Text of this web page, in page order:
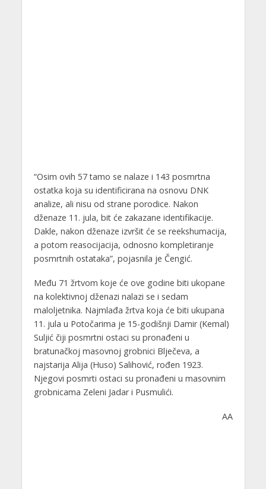
“Osim ovih 57 tamo se nalaze i 143 posmrtna
ostatka koja su identificirana na osnovu DNK
analize, ali nisu od strane porodice. Nakon
dženaze 11. jula, bit će zakazane identifikacije.
Dakle, nakon dženaze izvršit će se reekshumacija,
a potom reasocijacija, odnosno kompletiranje
posmrtnih ostataka”, pojasnila je Čengić.
Među 71 žrtvom koje će ove godine biti ukopane
na kolektivnoj dženazi nalazi se i sedam
maloljetnika. Najmlađa žrtva koja će biti ukupana
11. jula u Potočarima je 15-godišnji Damir (Kemal)
Suljić čiji posmrtni ostaci su pronađeni u
bratunačkoj masovnoj grobnici Blječeva, a
najstarija Alija (Huso) Salihović, rođen 1923.
Njegovi posmrti ostaci su pronađeni u masovnim
grobnicama Zeleni Jadar i Pusmulići.
AA